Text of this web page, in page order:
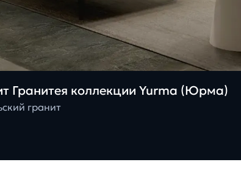
Гранитея коллекции Yurma (Юрма)
гранит